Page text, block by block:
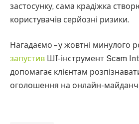
застосунку, сама крадіжка
користувачів серйозні ризики.
Нагадаємо – у жовтні минулого
запустив ШІ-інструмент Scam
допомагає клієнтам
оголошення на онлайн-